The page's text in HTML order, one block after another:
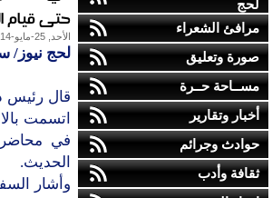
لحج
مرافئ الشعراء
صورة وتعليق
مســاحة حــرة
أخبار وتقارير
حوادث وجرائم
ثقافة وأدب
حتى قيام
الأحد, 25-مايو-2014
لحج
قال رئيس
اتسمت
في
الحديث.
وأشار